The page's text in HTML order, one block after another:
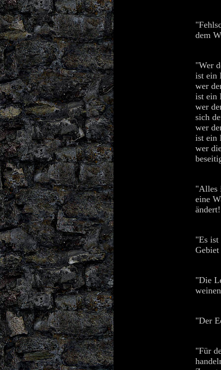
dem
"Wer
ist ein
wer
ist ein
wer
sich
wer
ist ein
wer
"Alles
eine
"Es ist
"Die
"Der
"Für